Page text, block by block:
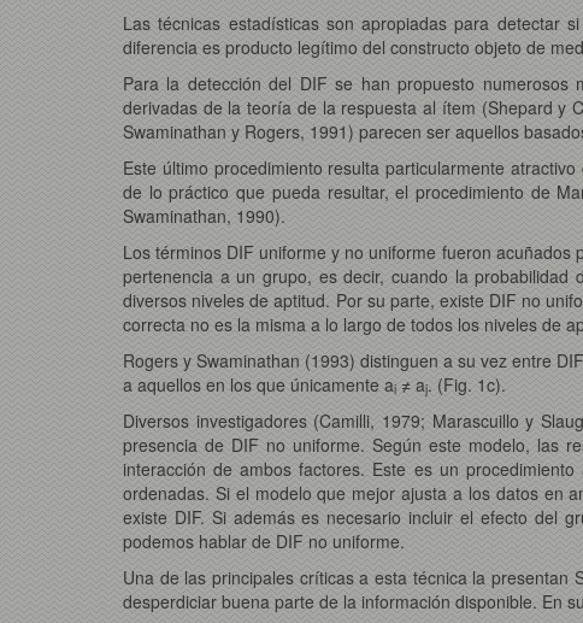
Las técnicas estadísticas son apropiadas para detectar
diferencia es producto legítimo del constructo objeto de
Para la detección del DIF se han propuesto
derivadas de la teoría de la respuesta al ítem (Shepard y
Swaminathan y Rogers, 1991) parecen ser aquellos
Este último procedimiento resulta particularmente
de lo práctico que pueda resultar, el procedimiento de
Swaminathan, 1990).
Los términos DIF uniforme y no uniforme fueron
pertenencia a un grupo, es decir, cuando la
diversos niveles de aptitud. Por su parte, existe DIF no
correcta no es la misma a lo largo de todos los niveles de
Rogers y Swaminathan (1993) distinguen a su vez entre
a aquellos en los que únicamente ai ≠ aj. (Fig. 1c).
Diversos investigadores (Camilli, 1979; Marascuillo y
presencia de DIF no uniforme. Según este modelo, las
interacción de ambos factores. Este es un
ordenadas. Si el modelo que mejor ajusta a los datos en
existe DIF. Si además es necesario incluir el efecto del
podemos hablar de DIF no uniforme.
Una de las principales críticas a esta técnica la
desperdiciar buena parte de la información disponible. En